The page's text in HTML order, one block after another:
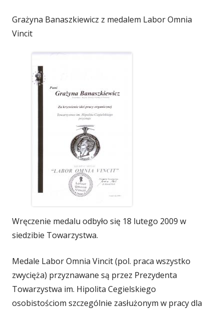
Grażyna Banaszkiewicz z medalem Labor Omnia
Vincit
Wręczenie medalu odbyło się 18 lutego 2009 w
siedzibie Towarzystwa.
Medale Labor Omnia Vincit (pol. praca wszystko
zwycięża) przyznawane są przez Prezydenta
Towarzystwa im. Hipolita Cegielskiego
osobistościom szczególnie zasłużonym w pracy dla